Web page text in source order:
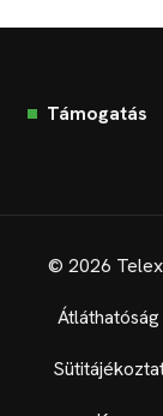
Támogatás
© 2026
Átláthatóság